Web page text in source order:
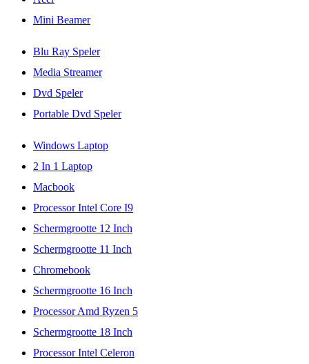
Mini Beamer
Blu Ray Speler
Media Streamer
Dvd Speler
Portable Dvd Speler
Windows Laptop
2 In 1 Laptop
Macbook
Processor Intel Core I9
Schermgrootte 12 Inch
Schermgrootte 11 Inch
Chromebook
Schermgrootte 16 Inch
Processor Amd Ryzen 5
Schermgrootte 18 Inch
Processor Intel Celeron